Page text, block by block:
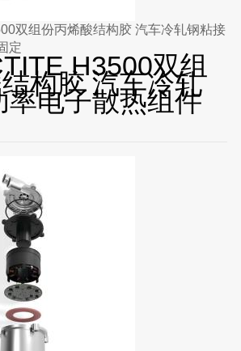
双组份丙烯酸结构胶 汽车冷轧钢粘接
定
H3500双组
构胶 汽车冷轧
率电子散热组件